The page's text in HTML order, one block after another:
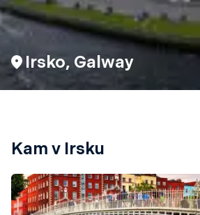
Irsko, Galway
Kam v Irsku